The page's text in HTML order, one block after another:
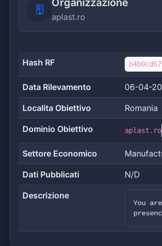
Organizzazione
aplast.ro
Hash RF
Data Rilevamento 06-04-
Localita Obiettivo Romania
Dominio Obiettivo aplast.ro
Settore Economico
Dati Pubblicati N/D
Descrizione
You